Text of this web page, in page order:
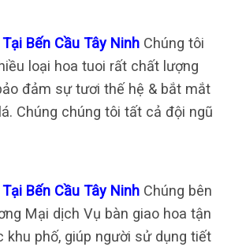
Bến Cầu Tây Ninh Chúng tôi
loại hoa tuoi rất chất lượng
đảm sự tươi thế hệ & bắt mắt
Chúng chúng tôi tất cả đội ngũ
Bến Cầu Tây Ninh Chúng bên
Mại dịch Vụ bàn giao hoa tận
khu phố, giúp người sử dụng tiết